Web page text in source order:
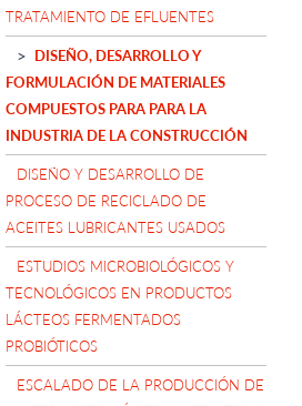
TRATAMIENTO DE EFLUENTES
DISEÑO, DESARROLLO Y
FORMULACIÓN DE MATERIALES
COMPUESTOS PARA PARA LA
INDUSTRIA DE LA CONSTRUCCIÓN
DISEÑO Y DESARROLLO DE
PROCESO DE RECICLADO DE
ACEITES LUBRICANTES USADOS
ESTUDIOS MICROBIOLÓGICOS Y
TECNOLÓGICOS EN PRODUCTOS
LÁCTEOS FERMENTADOS
PROBIÓTICOS
ESCALADO DE LA PRODUCCIÓN DE